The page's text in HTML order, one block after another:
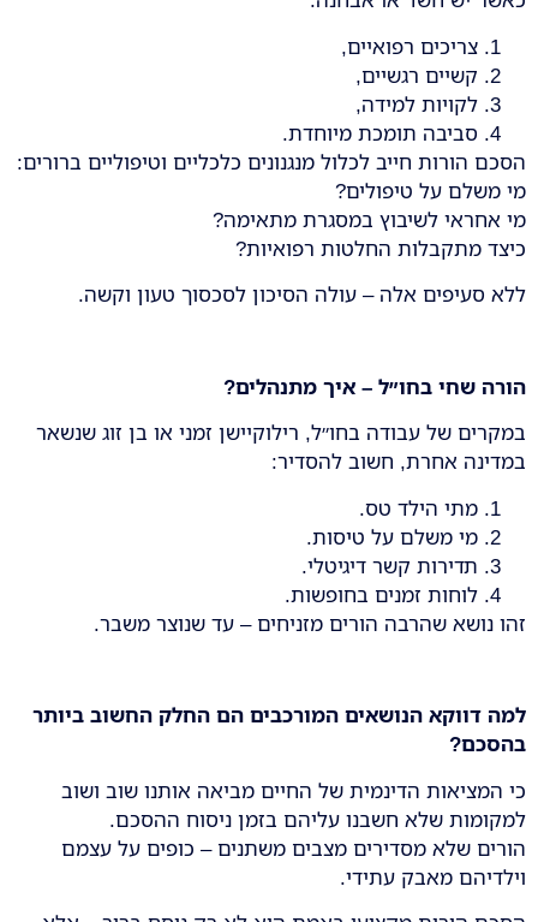
צריכים רפואיים,
קשיים רגשיים,
לקויות למידה,
סביבה תומכת מיוחדת.
הסכם הורות חייב לכלול מנגנונים כלכליים וטיפוליים ברורים:
מי משלם על טיפולים?
מי אחראי לשיבוץ במסגרת מתאימה?
כיצד מתקבלות החלטות רפואיות?
ללא סעיפים אלה – עולה הסיכון לסכסוך טעון וקשה.
הורה שחי בחו״ל – איך מתנהלים?
במקרים של עבודה בחו״ל, רילוקיישן זמני או בן זוג שנשאר
במדינה אחרת, חשוב להסדיר:
מתי הילד טס.
מי משלם על טיסות.
תדירות קשר דיגיטלי.
לוחות זמנים בחופשות.
זהו נושא שהרבה הורים מזניחים – עד שנוצר משבר.
למה דווקא הנושאים המורכבים הם החלק החשוב ביותר
בהסכם?
כי המציאות הדינמית של החיים מביאה אותנו שוב ושוב
למקומות שלא חשבנו עליהם בזמן ניסוח ההסכם.
הורים שלא מסדירים מצבים משתנים – כופים על עצמם
וילדיהם מאבק עתידי.